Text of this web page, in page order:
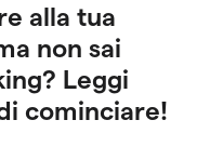
alla tua
non sai
Leggi
cominciare!